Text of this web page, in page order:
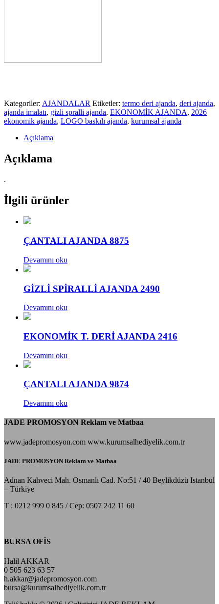
Kategoriler: AJANDALAR Etiketler: termo deri ajanda, deri ajanda,
ajanda imalatı, gizli spralli ajanda, EKONOMİK AJANDA, 2026
ekonomik ajanda, LOGO baskılı ajanda, kurumsal ajanda
Açıklama
Açıklama
.
İlgili ürünler
ÇANTALI AJANDA 8875
Devamını oku
GİZLİ SPİRALLİ AJANDA 2490
Devamını oku
EKONOMİK T. DERİ AJANDA 2416
Devamını oku
ÇANTALI AJANDA 9874
Devamını oku
JADE PROMOSYON Reklam ve Matbaa
www.jadepromosyon.com www.kurumsalhediyelik.com.tr
JADE PROMOSYON Reklam ve Matbaa
Adnan Kahveci Mah. Osmanlı Cad. No:51 / 40 Beylikdüzü Istanbul
– Türkiye
T : 0212 999 0 845 / Cep: 0507 242 11 60
BURSA OFİS
Halil AKKAR
0 505 623 63 57
h.akkar@jadepromosyon.com
bursa@kurumsalhediyelik.com.tr